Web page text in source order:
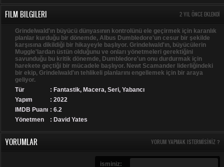
FILM BILGILERI 2 YIL ÖNCE EKLENDI
Grindelwald'ın büyücü dünyasının kontrolünü ele geçirmek için karanlık
planlar kurduğu bir dönemde, Albus Dumbledore'un cesur bir şekilde
karşısına dikildiği bir hikayeyle başlıyor. Grindelwald'ın, büyücülerin
Muggle'lardan üstün olduğunu ve onları yönetmeleri gerektiğini
savunduğu bu kritik dönemde, Dumbledore'un onu durdurmak için
harekete geçtiği bir mücadele başlıyor. Newt Scamander liderliğindeki
bir ekip, Grindelwald'ın tehlikeli planlarını engellemek için bir araya
geliyor.
Tür
: Fantastik, Macera, Seri, Yabancı
Yapım
: 2022
IMDB Puanı : 6.2
Yönetmen
: David Yates
YORUMLAR YORUM YAPMAK ISTERMISINIZ ?
isminiz: